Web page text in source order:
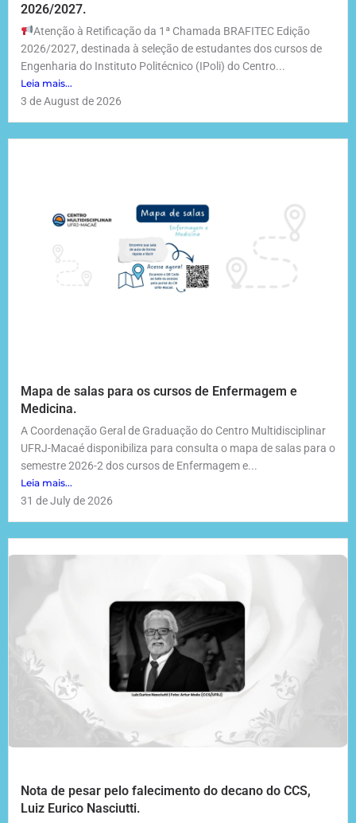
2026/2027.
Atenção à Retificação da 1ª Chamada BRAFITEC Edição
2026/2027, destinada à seleção de estudantes dos cursos de
Engenharia do Instituto Politécnico (IPoli) do Centro...
Leia mais...
3 de August de 2026
Mapa de salas para os cursos de Enfermagem e
Medicina.
A Coordenação Geral de Graduação do Centro Multidisciplinar
UFRJ-Macaé disponibiliza para consulta o mapa de salas para o
semestre 2026-2 dos cursos de Enfermagem e...
Leia mais...
31 de July de 2026
Nota de pesar pelo falecimento do decano do CCS,
Luiz Eurico Nasciutti.